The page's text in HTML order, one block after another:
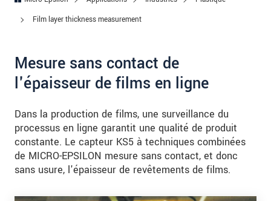
Film layer thickness measurement
Mesure sans contact de
l'épaisseur de films en ligne
Dans la production de films, une surveillance du
processus en ligne garantit une qualité de produit
constante. Le capteur KS5 à techniques combinées
de MICRO-EPSILON mesure sans contact, et donc
sans usure, l'épaisseur de revêtements de films.